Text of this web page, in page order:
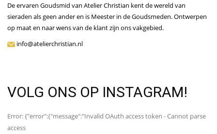
De ervaren Goudsmid van Atelier Christian kent de wereld van
sieraden als geen ander en is Meester in de Goudsmeden. Ontwerpen
op maat en naar wens van de klant zijn ons vakgebied.
info@atelierchristian.nl
VOLG ONS OP INSTAGRAM!
Error: {"error":{"message":"Invalid OAuth access token - Cannot parse
access